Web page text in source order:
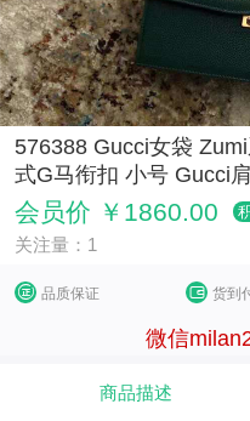
576388 Gucci女袋
式G马衔扣 小号 Gucci
会员价 ￥1860.00
关注量：1
品质保证 货到
微信
商品描述